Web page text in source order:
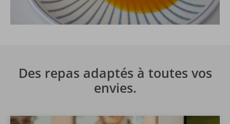
Des repas adaptés à toutes vos
envies.